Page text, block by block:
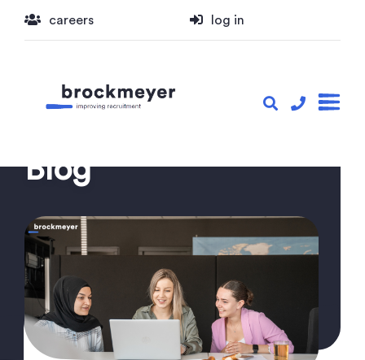
careers log in
Blog